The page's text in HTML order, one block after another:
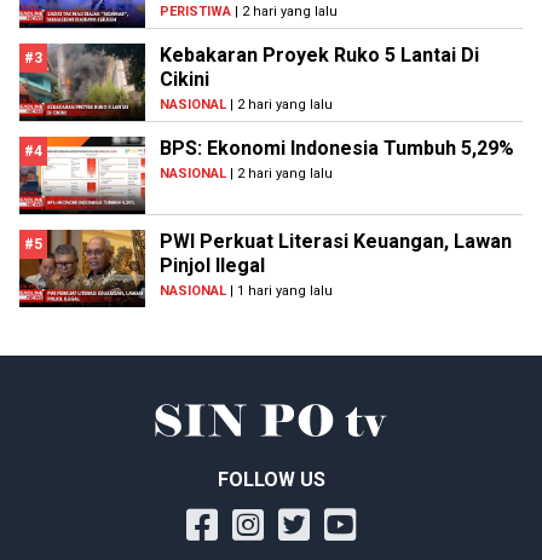
PERISTIWA | 2 hari yang lalu
#3
Kebakaran Proyek Ruko 5 Lantai Di
Cikini
NASIONAL | 2 hari yang lalu
#4 BPS: Ekonomi Indonesia Tumbuh 5,29%
NASIONAL | 2 hari yang lalu
#5
PWI Perkuat Literasi Keuangan, Lawan
Pinjol Ilegal
NASIONAL | 1 hari yang lalu
FOLLOW US